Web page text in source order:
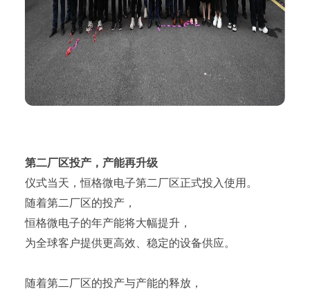
第二厂区投产，产能再升级
仪式当天，恒格微电子第二厂区正式投入使用。
随着第二厂区的投产，
恒格微电子的年产能将大幅提升，
为全球客户提供更高效、稳定的设备供应。
随着第二厂区的投产与产能的释放，